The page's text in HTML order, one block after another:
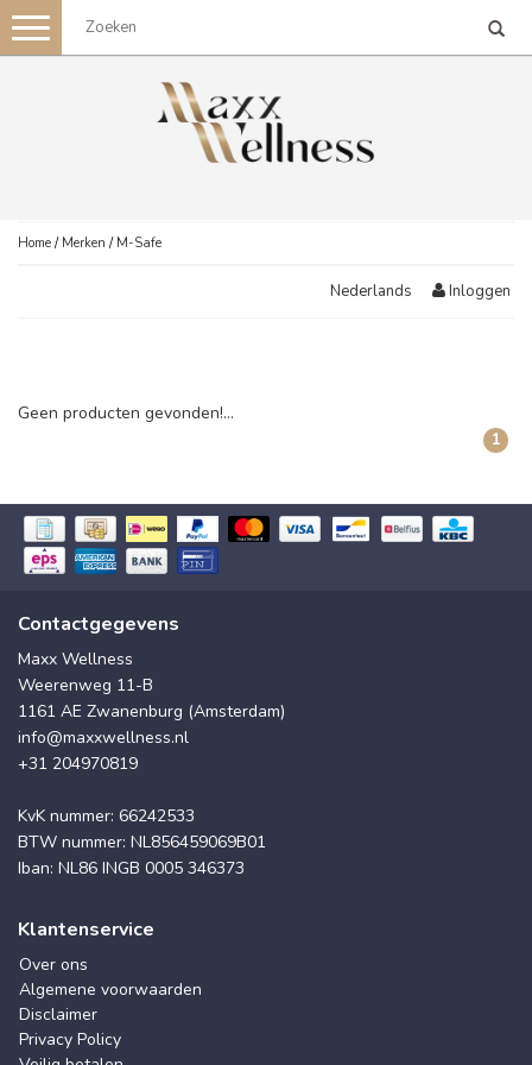
Toggle
navigation
Home / Merken / M-Safe
Nederlands Inloggen
Geen producten gevonden!...
1
Contactgegevens
Maxx Wellness
Weerenweg 11-B
1161 AE Zwanenburg (Amsterdam)
info@maxxwellness.nl
+31 204970819
KvK nummer: 66242533
BTW nummer: NL856459069B01
Iban: NL86 INGB 0005 346373
Klantenservice
Over ons
Algemene voorwaarden
Disclaimer
Privacy Policy